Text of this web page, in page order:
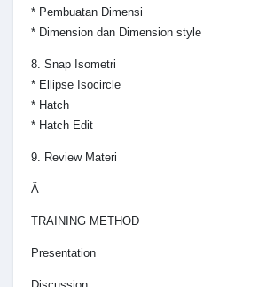
* Pembuatan Dimensi
* Dimension dan Dimension style
8. Snap Isometri
* Ellipse Isocircle
* Hatch
* Hatch Edit
9. Review Materi
Â
TRAINING METHOD
Presentation